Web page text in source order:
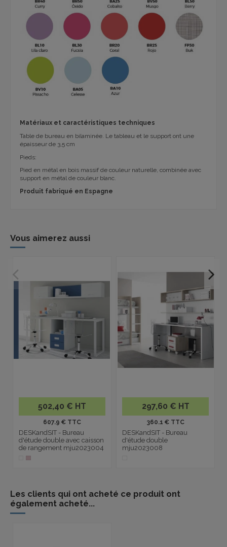
Matériaux et caractéristiques techniques
Table de bureau en bilaminée. Le tableau et le support ont une
épaisseur de 3,5 cm
Pieds:
Pied en métal en bois massif de couleur naturelle, combinée avec
support en métal de couleur blanc.
Produit fabriqué en Espagne
Vous aimerez aussi
502,40 € HT
607.9 € TTC
DESKandSIT - Bureau
d'étude double avec caisson
de rangement mju2023004
297,60 € HT
360.1 € TTC
DESKandSIT - Bureau
d'étude double
mju2023008
Les clients qui ont acheté ce produit ont
également acheté...